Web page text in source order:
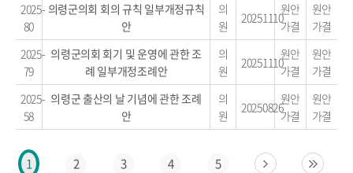
2025-
80
의령군의회 회의 규칙 일부개정규칙
안
의
원
20251110
원안
가결
원안
가결
2025-
79
의령군의회 회기 및 운영에 관한 조
례 일부개정조례안
의
원
20251110
원안
가결
원안
가결
2025-
58
의령군 출산의 날 기념에 관한 조례
안
의
원
20250826
원안
가결
원안
가결
1 2 3 4 5